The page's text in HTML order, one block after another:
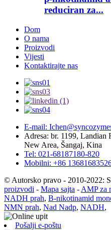
reduciran za...
Dom
O nama
Proizvodi
Vijesti
Kontaktirajte nas
E-mail:
Adresa: br. 1199, Landian
New Area, Šangaj, Kina
Tel: 021-68187180-820
Mobilni: +86
© Autorsko pravo - 2010-2022:
proizvodi - Mapa sajta - AMP za
NADH prah, Β-nikotinamid
NMN prah, Nad Nadp, NADH,
Pošalji e-poštu